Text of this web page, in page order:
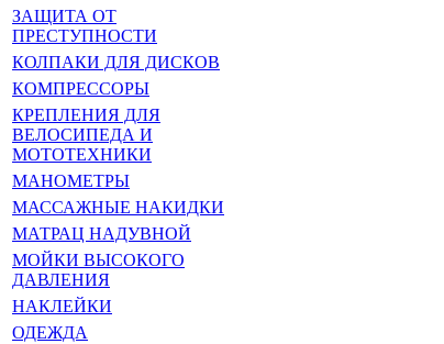
ЗАЩИТА ОТ
ПРЕСТУПНОСТИ
КОЛПАКИ ДЛЯ ДИСКОВ
КОМПРЕССОРЫ
КРЕПЛЕНИЯ ДЛЯ
ВЕЛОСИПЕДА И
МОТОТЕХНИКИ
МАНОМЕТРЫ
МАССАЖНЫЕ НАКИДКИ
МАТРАЦ НАДУВНОЙ
МОЙКИ ВЫСОКОГО
ДАВЛЕНИЯ
НАКЛЕЙКИ
ОДЕЖДА